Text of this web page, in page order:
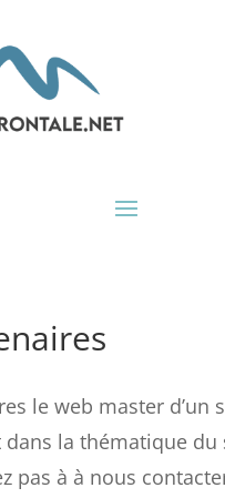
le web master d’un
la thématique du
pas à à nous